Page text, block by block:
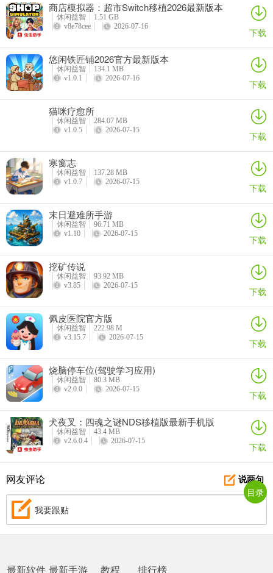
嘿，格斗爱好者们看过来！超级街头霸王2金手指版可是个不容错过的
好东西。它能给咱带来原汁原味的街机体验，让十六位风格各异的经
独特背景和必杀技。游戏有不少更新亮点呢！角色阵容升级，新增了
嘉米、飞龙等四位角色。视听与系统革新，人物头像和背景音乐重
制，还引入连击破招机制。必杀技也调整强化了，像隆新增火焰波动
拳。这里隐藏要素超多，有大量隐藏角色和特殊秘籍，能触发各种趣
味效果。秘籍玩法多样，像双RYU连体婴无影摔等。不管你是想重温
经典，还是探索新玩法，它都能满足你，带来超多乐趣，赶紧去试试
超级街头霸王2金手指最新安卓版常见问题
**问：超级街头霸王2金手指最新安卓版有哪些新增角色？**
答：本作新增了嘉米、飞龙、T霍克和迪杰四位全新角色，使可选阵
容更加庞大。
答：游戏的人物头像与背景音乐全部进行了重制，画面与音效表现力
得到提升。同时，首次引入了连击破招等现代格斗游戏的核心机制。
**问：怎么选出豪鬼这个隐藏角色？**
答：光标顺序停留在RYU、T-HAWK、GUILE、CAMMY、RYU，每位
下开始键与三个拳键，即可用该角色进行世界巡回，对手配置不再固
定为RYU线路。
商店模拟器：超市Switch移植2026最新版本
休闲益智
1.51 GB
v8e78cee
2026-07-16 下载
悠闲铁匠铺2026官方最新版本
休闲益智
134.1 MB
v1.0.1
2026-07-16 下载
猫咪疗愈所
休闲益智
284.07 MB
v1.0.5
2026-07-15 下载
寒窗志
休闲益智
137.28 MB
v1.0.7
2026-07-15 下载
末日避难所手游
休闲益智
96.71 MB
v1.10
2026-07-15 下载
挖矿传说
休闲益智
93.92 MB
v3.85
2026-07-15 下载
佩皮医院官方版
休闲益智
222.98 M
v3.15.7
2026-07-15 下载
烧脑停车位(驾驶学习应用)
休闲益智
80.3 MB
v2.0.0
2026-07-15 下载
犬夜叉：四魂之谜NDS移植版最新手机版
休闲益智
43.4 MB
v2.6.0.4
2026-07-15 下载
说两句
网友评论
我要跟贴
最新软件 最新手游 教程 排行榜
目录